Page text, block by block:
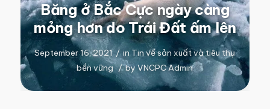
Băng ở Bắc Cực ngày càng
mỏng hơn do Trái Đất ấm lên
September 16, 2021 / inTin về sản xuất và tiêu thụ
bền vững / byVNCPC Admin